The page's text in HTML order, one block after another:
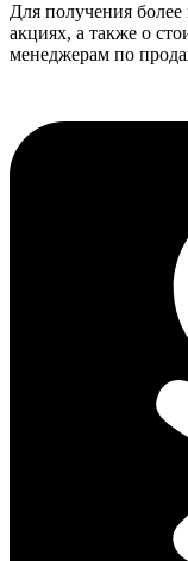
Для получения
акциях, а также о
менеджерам по